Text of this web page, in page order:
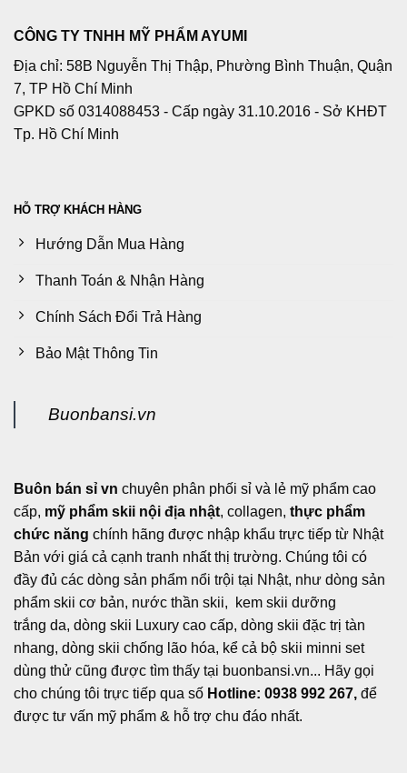
CÔNG TY TNHH MỸ PHẨM AYUMI
Địa chỉ: 58B Nguyễn Thị Thập, Phường Bình Thuận, Quận
7, TP Hồ Chí Minh
GPKD số 0314088453 - Cấp ngày 31.10.2016 - Sở KHĐT
Tp. Hồ Chí Minh
HỖ TRỢ KHÁCH HÀNG
Hướng Dẫn Mua Hàng
Thanh Toán & Nhận Hàng
Chính Sách Đổi Trả Hàng
Bảo Mật Thông Tin
Buonbansi.vn
Buôn bán sỉ vn chuyên phân phối sỉ và lẻ mỹ phẩm cao
cấp, mỹ phẩm skii nội địa nhật, collagen, thực phẩm
chức năng chính hãng được nhập khẩu trực tiếp từ Nhật
Bản với giá cả cạnh tranh nhất thị trường. Chúng tôi có
đầy đủ các dòng sản phẩm nổi trội tại Nhật, như dòng sản
phẩm skii cơ bản, nước thần skii, kem skii dưỡng
trắng da, dòng skii Luxury cao cấp, dòng skii đặc trị tàn
nhang, dòng skii chống lão hóa, kể cả bộ skii minni set
dùng thử cũng được tìm thấy tại buonbansi.vn... Hãy gọi
cho chúng tôi trực tiếp qua số Hotline: 0938 992 267, để
được tư vấn mỹ phẩm & hỗ trợ chu đáo nhất.